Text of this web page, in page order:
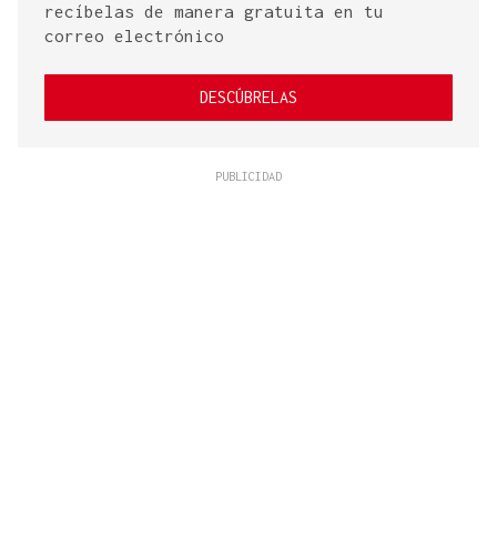
recíbelas de manera gratuita en tu
correo electrónico
DESCÚBRELAS